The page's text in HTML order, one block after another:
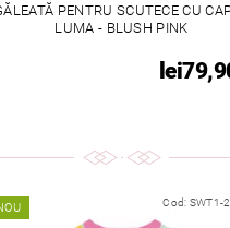
PENTRU SCUTECE CU
LUMA - BLUSH PINK
Cod: SWT1-